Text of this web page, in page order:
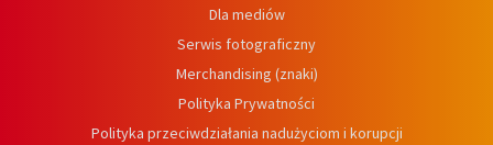
Dla mediów
Serwis fotograficzny
Merchandising (znaki)
Polityka Prywatności
Polityka przeciwdziałania nadużyciom i korupcji